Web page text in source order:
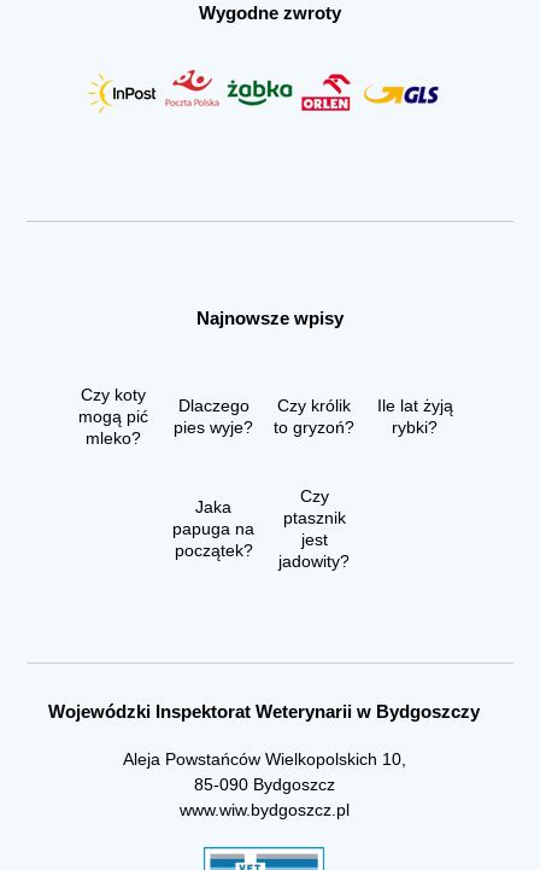
Wygodne zwroty
Najnowsze wpisy
Czy koty
mogą pić
mleko?
Dlaczego
pies wyje?
Czy królik
to gryzoń?
Ile lat żyją
rybki?
Jaka
papuga na
początek?
Czy
ptasznik
jest
jadowity?
Wojewódzki Inspektorat Weterynarii w Bydgoszczy
Aleja Powstańców Wielkopolskich 10,
85-090 Bydgoszcz
www.wiw.bydgoszcz.pl